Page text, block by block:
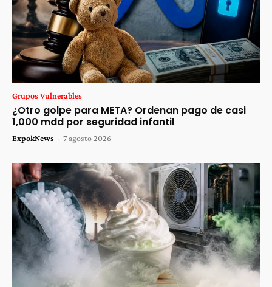
Grupos Vulnerables
¿Otro golpe para META? Ordenan pago de casi
1,000 mdd por seguridad infantil
ExpokNews - 7 agosto 2026